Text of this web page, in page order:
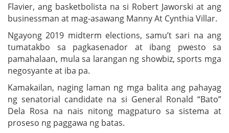
Flavier, ang basketbolista na si Robert Jaworski at ang
businessman at mag-asawang Manny At Cynthia Villar.
Ngayong 2019 midterm elections, samu’t sari na ang
tumatakbo sa pagkasenador at ibang pwesto sa
pamahalaan, mula sa larangan ng showbiz, sports mga
negosyante at iba pa.
Kamakailan, naging laman ng mga balita ang pahayag
ng senatorial candidate na si General Ronald “Bato”
Dela Rosa na nais nitong magpaturo sa sistema at
proseso ng paggawa ng batas.